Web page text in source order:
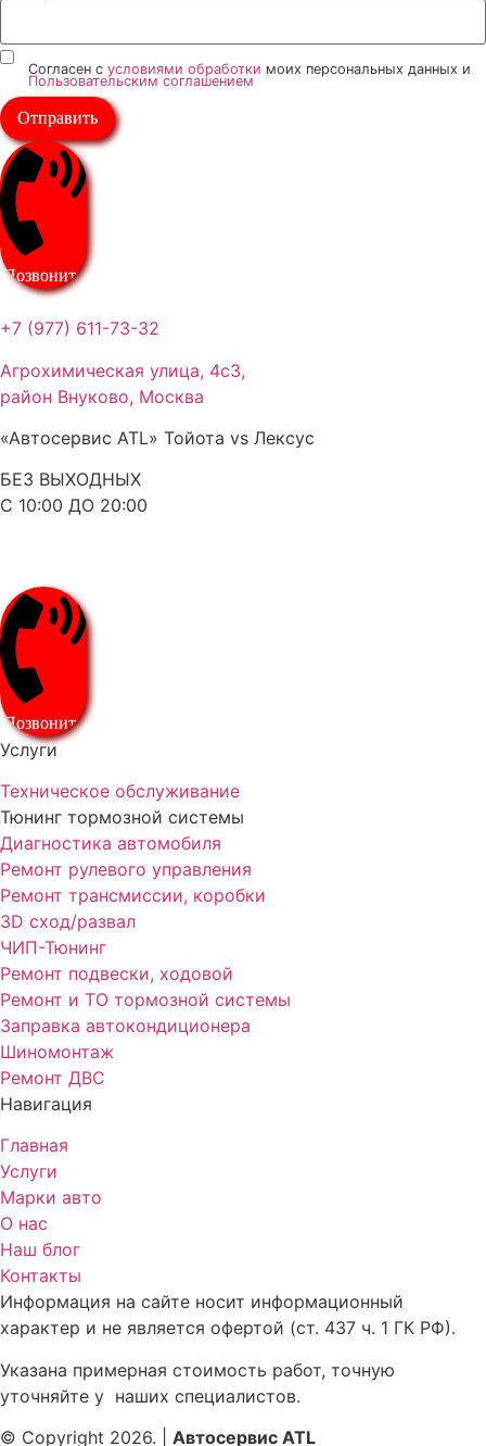
Согласен с условиями обработки моих персональных данных и
Пользовательским соглашением
Отправить
Позвонить
+7 (977) 611-73-32
Агрохимическая улица, 4с3,
район Внуково, Москва
«Автосервис ATL» Тойота vs Лексус
БЕЗ ВЫХОДНЫХ
С 10:00 ДО 20:00
Позвонить
Услуги
Техническое обслуживание
Тюнинг тормозной системы
Диагностика автомобиля
Ремонт рулевого управления
Ремонт трансмиссии, коробки
3D сход/развал
ЧИП-Тюнинг
Ремонт подвески, ходовой
Ремонт и ТО тормозной системы
Заправка автокондиционера
Шиномонтаж
Ремонт ДВС
Навигация
Главная
Услуги
Марки авто
О нас
Наш блог
Контакты
Информация на сайте носит информационный
характер и не является офертой (ст. 437 ч. 1 ГК РФ).
Указана примерная стоимость работ, точную
уточняйте у наших специалистов.
© Copyright 2026. | Автосервис ATL